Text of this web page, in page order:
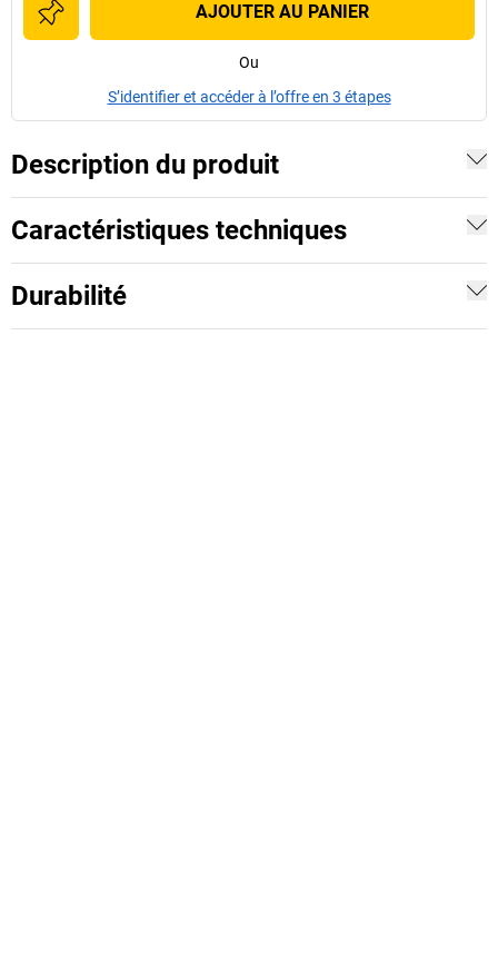
AJOUTER AU PANIER
Ou
S’identifier et accéder à l’offre en 3 étapes
Description du produit
Caractéristiques techniques
Durabilité